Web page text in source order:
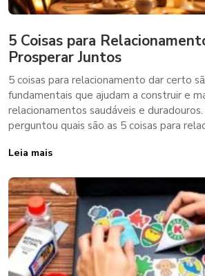
5 Coisas para
Prosperar Juntos
5 coisas para relacionamento dar certo
fundamentais que ajudam a construir e
relacionamentos saudáveis e duradouros.
perguntou quais são as 5 coisas para
Leia mais